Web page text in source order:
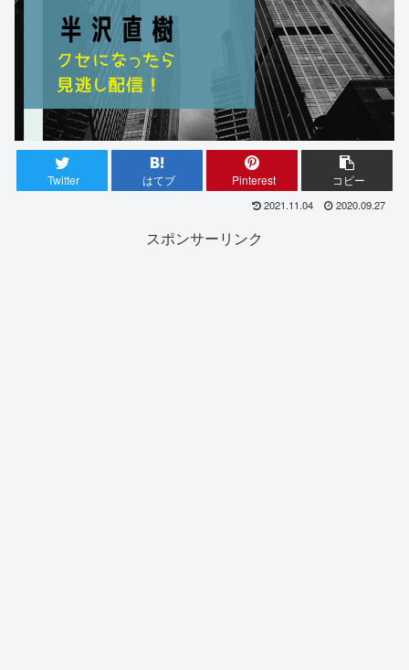
Twitter はてブ Pinterest コピー
2021.11.04 2020.09.27
スポンサーリンク